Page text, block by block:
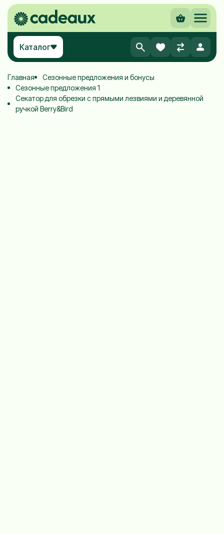
Каталог
Главная
Сезонные предложения и бонусы
Сезонные предложения 1
Секатор для обрезки с прямыми лезвиями и деревянной
ручкой Berry&Bird